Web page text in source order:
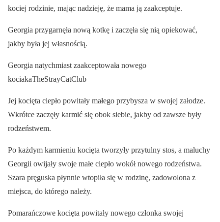
kociej rodzinie, mając nadzieję, że mama ją zaakceptuje.
Georgia przygarnęła nową kotkę i zaczęła się nią opiekować,
jakby była jej własnością.
Georgia natychmiast zaakceptowała nowego
kociakaTheStrayCatClub
Jej kocięta ciepło powitały małego przybysza w swojej załodze.
Wkrótce zaczęły karmić się obok siebie, jakby od zawsze były
rodzeństwem.
Po każdym karmieniu kocięta tworzyły przytulny stos, a maluchy
Georgii owijały swoje małe ciepło wokół nowego rodzeństwa.
Szara pręguska płynnie wtopiła się w rodzinę, zadowolona z
miejsca, do którego należy.
Pomarańczowe kocięta powitały nowego członka swojej